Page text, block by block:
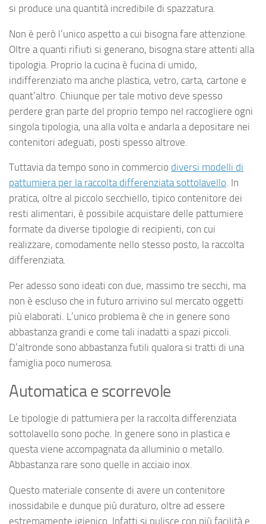
si produce una quantità incredibile di spazzatura.
Non è però l’unico aspetto a cui bisogna fare attenzione.
Oltre a quanti rifiuti si generano, bisogna stare attenti alla
tipologia. Proprio la cucina è fucina di umido,
indifferenziato ma anche plastica, vetro, carta, cartone e
quant’altro. Chiunque per tale motivo deve spesso
perdere gran parte del proprio tempo nel raccogliere ogni
singola tipologia, una alla volta e andarla a depositare nei
contenitori adeguati, posti spesso altrove.
Tuttavia da tempo sono in commercio diversi modelli di
pattumiera per la raccolta differenziata sottolavello. In
pratica, oltre al piccolo secchiello, tipico contenitore dei
resti alimentari, è possibile acquistare delle pattumiere
formate da diverse tipologie di recipienti, con cui
realizzare, comodamente nello stesso posto, la raccolta
differenziata.
Per adesso sono ideati con due, massimo tre secchi, ma
non è escluso che in futuro arrivino sul mercato oggetti
più elaborati. L’unico problema è che in genere sono
abbastanza grandi e come tali inadatti a spazi piccoli.
D’altronde sono abbastanza futili qualora si tratti di una
famiglia poco numerosa.
Automatica e scorrevole
Le tipologie di pattumiera per la raccolta differenziata
sottolavello sono poche. In genere sono in plastica e
questa viene accompagnata da alluminio o metallo.
Abbastanza rare sono quelle in acciaio inox.
Questo materiale consente di avere un contenitore
inossidabile e dunque più duraturo, oltre ad essere
estremamente igienico. Infatti si pulisce con più facilità e